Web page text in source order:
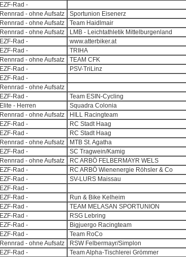
EZF-Rad -
Rennrad - ohne Aufsatz
Sportunion Eisenerz
Rennrad - ohne Aufsatz
Team Haidlmair
Rennrad - ohne Aufsatz
LMB - Leichtathletik Mittelburgenland
EZF-Rad -
www.atterbiker.at
EZF-Rad -
TRIHA
Rennrad - ohne Aufsatz
TEAM CFK
EZF-Rad -
PSV-TriLinz
EZF-Rad -
Rennrad - ohne Aufsatz
EZF-Rad -
Team ESIN-Cycling
Elite - Herren
Squadra Colonia
Rennrad - ohne Aufsatz
HILL Racingteam
EZF-Rad -
RC Stadt Haag
EZF-Rad -
RC Stadt Haag
Rennrad - ohne Aufsatz
MTB St. Agatha
EZF-Rad -
SC Tragwein/Kamig
Rennrad - ohne Aufsatz
RC ARBÖ FELBERMAYR WELS
EZF-Rad -
RC ARBÖ Wienenergie Röhsler & Co
EZF-Rad -
SV-LURS Maissau
EZF-Rad -
EZF-Rad -
Run & Bike Kelheim
EZF-Rad -
TEAM MELASAN SPORTUNION
EZF-Rad -
RSG Lebring
EZF-Rad -
Bigjuergo Racingteam
EZF-Rad -
Team RoCo
Rennrad - ohne Aufsatz
RSW Felbermayr/Simplon
EZF-Rad -
Team Alpha-Tischlerei Grömmer